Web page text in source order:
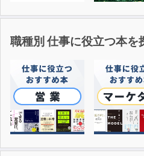
職種別 仕事に役立つ本を